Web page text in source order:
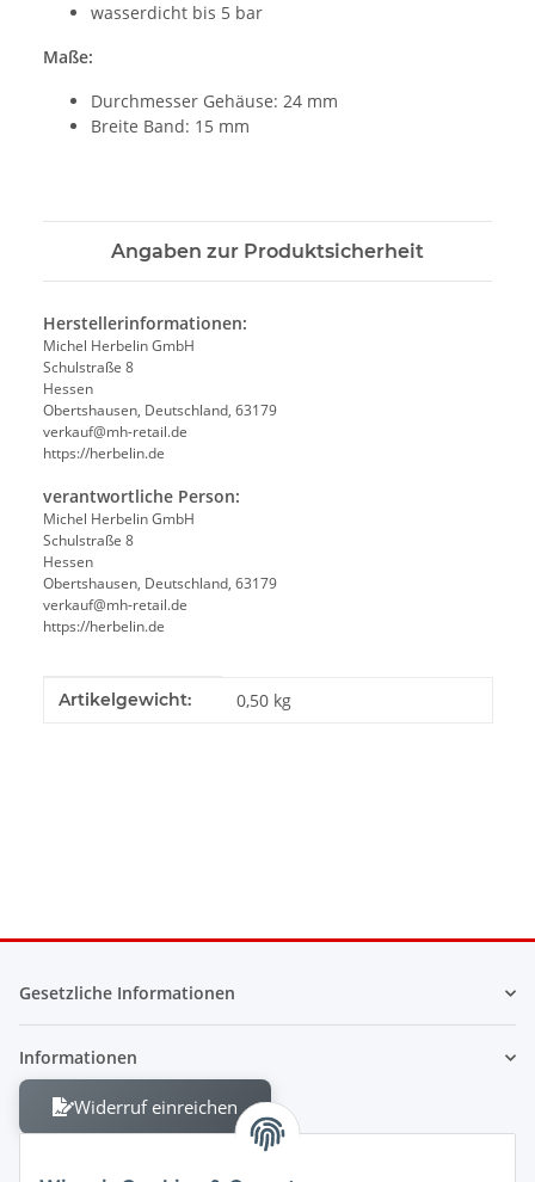
wasserdicht bis 5 bar
Maße:
Durchmesser Gehäuse: 24 mm
Breite Band: 15 mm
Angaben zur Produktsicherheit
Herstellerinformationen:
Michel Herbelin GmbH
Schulstraße 8
Hessen
Obertshausen, Deutschland, 63179
verkauf@mh-retail.de
https://herbelin.de
verantwortliche Person:
Michel Herbelin GmbH
Schulstraße 8
Hessen
Obertshausen, Deutschland, 63179
verkauf@mh-retail.de
https://herbelin.de
Produkteigenschaft
Wert
Artikelgewicht: 0,50 kg
Gesetzliche Informationen
Informationen
Widerruf einreichen